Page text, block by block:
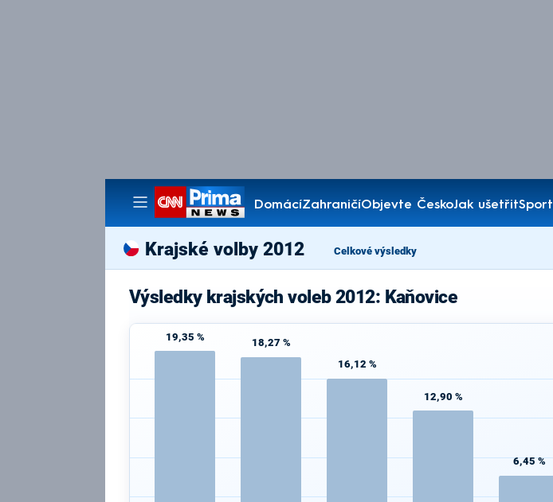
DomácíZahraničíObjevte ČeskoJak ušetřitSport
Pořady
Krajské volby 2012 Celkové výsledky
Výsledky krajských voleb 2012: Kaňovice
19,35 %
18,27 %
16,12 %
12,90 %
6,45 %